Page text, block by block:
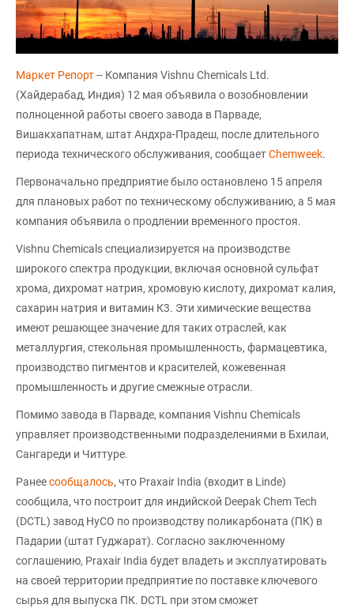
Маркет Репорт-- Компания Vishnu Chemicals Ltd.
(Хайдерабад, Индия) 12 мая объявила о возобновлении
полноценной работы своего завода в Парваде,
Вишакхапатнам, штат Андхра-Прадеш, после длительного
периода технического обслуживания, сообщаетChemweek.
Первоначально предприятие было остановлено 15 апреля
для плановых работ по техническому обслуживанию, а 5 мая
компания объявила о продлении временного простоя.
Vishnu Chemicals специализируется на производстве
широкого спектра продукции, включая основной сульфат
хрома, дихромат натрия, хромовую кислоту, дихромат калия,
сахарин натрия и витамин К3. Эти химические вещества
имеют решающее значение для таких отраслей, как
металлургия, стекольная промышленность, фармацевтика,
производство пигментов и красителей, кожевенная
промышленность и другие смежные отрасли.
Помимо завода в Парваде, компания Vishnu Chemicals
управляет производственными подразделениями в Бхилаи,
Сангареди и Читтуре.
Ранеесообщалось, что Praxair India (входит в Linde)
сообщила, что построит для индийской Deepak Chem Tech
(DCTL) завод HyCO по производству поликарбоната (ПК) в
Падарии (штат Гуджарат). Согласно заключенному
соглашению, Praxair India будет владеть и эксплуатировать
на своей территории предприятие по поставке ключевого
сырья для выпуска ПК. DCTL при этом сможет